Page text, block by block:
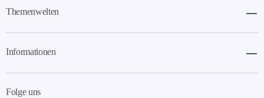
Themenwelten
Informationen
Folge uns